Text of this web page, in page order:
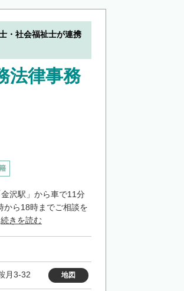
・社会福祉士が連携
法律事務
沢駅」から車で11分
から18時までご相談を
続きを読む
月3-32 地図